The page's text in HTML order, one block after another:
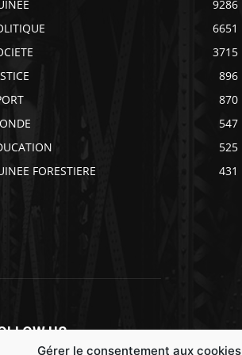
Gérer le consentement aux cookies
9286
6651
3715
896
870
547
525
FORESTIERE
431
US